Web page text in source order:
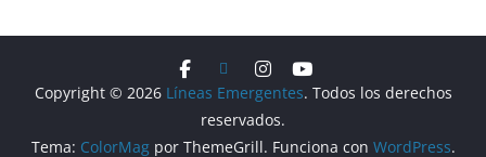
Copyright © 2026 Líneas Emergentes. Todos los derechos
reservados.
Tema: ColorMagpor ThemeGrill. Funciona con WordPress.